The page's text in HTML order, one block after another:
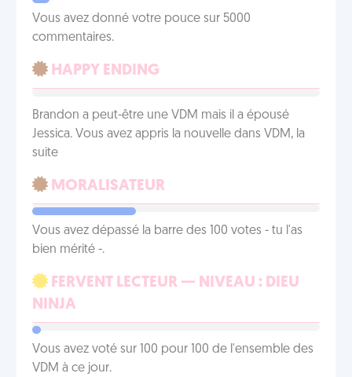
Vous avez donné votre pouce sur 5000
commentaires.
HAPPY ENDING
Brandon a peut-être une VDM mais il a épousé
Jessica. Vous avez appris la nouvelle dans VDM, la
suite
MORALISATEUR
Vous avez dépassé la barre des 100 votes - tu l'as
bien mérité -.
FERVENT LECTEUR — NIVEAU : DIEU
NINJA
Vous avez voté sur 100 pour 100 de l'ensemble des
VDM à ce jour.